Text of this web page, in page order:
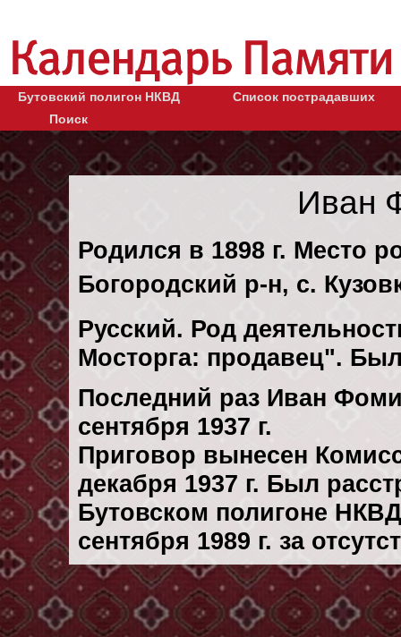
Бутовский полигон НКВД
Список пострадавших
Поиск
Иван
Родился в 1898 г. Место
Богородский р-н, с.
Русский. Род
Мосторга: продавец".
Последний раз Иван
сентября 1937 г.
Приговор вынесен
декaбря 1937 г. Был
Бутовском полигоне
сентября 1989 г. за